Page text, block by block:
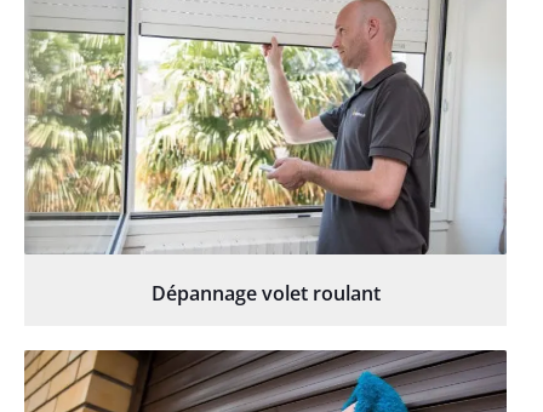
Dépannage volet roulant